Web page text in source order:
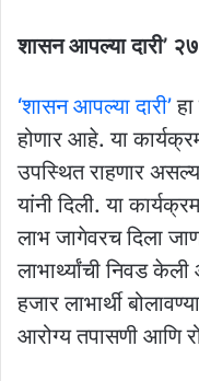
शासन आपल्या दारी’
‘शासन आपल्या दारी’
होणार आहे. या
उपस्थित राहणार
यांनी दिली. या
लाभ जागेवरच दिला
लाभार्थ्यांची निवड
हजार लाभार्थी
आरोग्य तपासणी आणि